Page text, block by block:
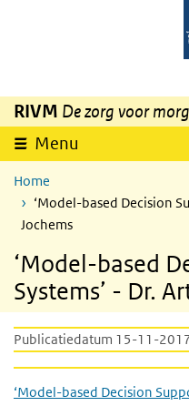
Overslaan en naar de inhoud
RIVM De zorg voor
Menu
Home
‘Model-based Decision
Jochems
‘Model-based
Systems’ - Dr.
Publicatiedatum 15-11-
‘Model-based Decision